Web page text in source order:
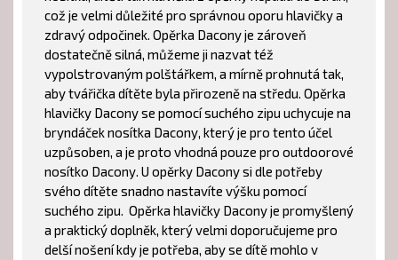
což je velmi důležité pro správnou oporu hlavičky a
zdravý odpočinek. Opěrka Dacony je zároveň
dostatečně silná, můžeme ji nazvat též
vypolstrovaným polštářkem, a mírně prohnutá tak,
aby tvářička dítěte byla přirozeně na středu. Opěrka
hlavičky Dacony se pomocí suchého zipu uchycuje na
bryndáček nosítka Dacony, který je pro tento účel
uzpůsoben, a je proto vhodná pouze pro outdoorové
nosítko Dacony. U opěrky Dacony si dle potřeby
svého dítěte snadno nastavíte výšku pomocí
suchého zipu. Opěrka hlavičky Dacony je promyšlený
a praktický doplněk, který velmi doporučujeme pro
delší nošení kdy je potřeba, aby se dítě mohlo v